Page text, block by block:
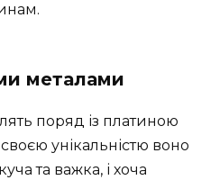
металами
поряд із платиною
унікальністю воно
та важка, і хоча